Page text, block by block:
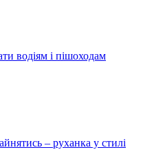
водіям і пішоходам
– руханка у стилі